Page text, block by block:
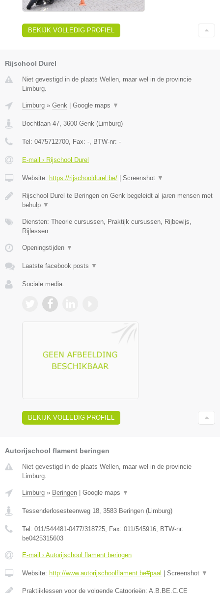
BEKIJK VOLLEDIG PROFIEL
Rijschool Durel
Niet gevestigd in de plaats Wellen, maar wel in de provincie
Limburg.
Limburg » Genk Google maps ▼
Bochtlaan 47 3600 Genk ( Limburg)
Tel: 0475712700 , Fax: - , BTW-nr: -
E-mail › Rijschool Durel
Website: https://rijschooldurel.be/ Screenshot ▼
Rijschool Durel te Beringen en Genk begeleidt al jaren mensen met
behulp ▼
Diensten: Theorie cursussen, Praktijk cursussen, Rijbewijs,
Rijlessen
Openingstijden ▼
Laatste facebook posts ▼
Sociale media:
BEKIJK VOLLEDIG PROFIEL
Autorijschool flament beringen
Niet gevestigd in de plaats Wellen, maar wel in de provincie
Limburg.
Limburg » Beringen Google maps ▼
Tessenderlosesteenweg 18, 3583 Beringen (Limburg)
Tel: 011/544481-0477/318725, Fax: 011/545916, BTW-nr:
be0425315603
E-mail › Autorijschool flament beringen
Website: http://www.autorijschoolflament.be#paal Screenshot ▼
Praktijklessen voor de volgende Catgorieën: A,B,BE,C,CE